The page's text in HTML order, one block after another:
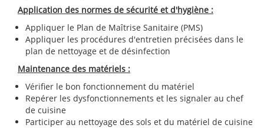
Application des normes de sécurité et d'hygiène :
Appliquer le Plan de Maîtrise Sanitaire (PMS)
Appliquer les procédures d'entretien précisées dans le
plan de nettoyage et de désinfection
Maintenance des matériels :
Vérifier le bon fonctionnement du matériel
Repérer les dysfonctionnements et les signaler au chef
de cuisine
Participer au nettoyage des sols et du matériel de cuisine